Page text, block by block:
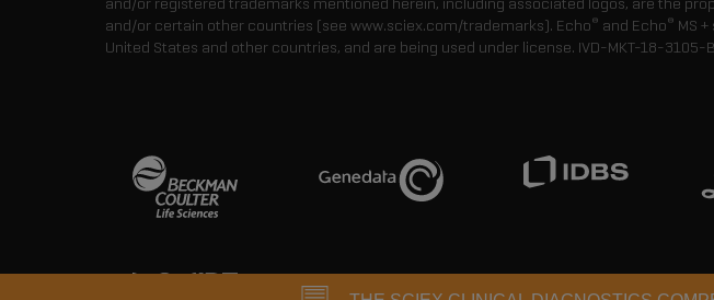
and/or certain other countries (see www.sciex.com/trademarks). Echo® and Echo® MS
United States and other countries, and are being used under license. IVD-MKT-18-3105-B